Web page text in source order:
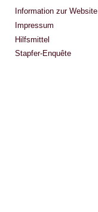
Information zur Website
Impressum
Hilfsmittel
Stapfer-Enquête